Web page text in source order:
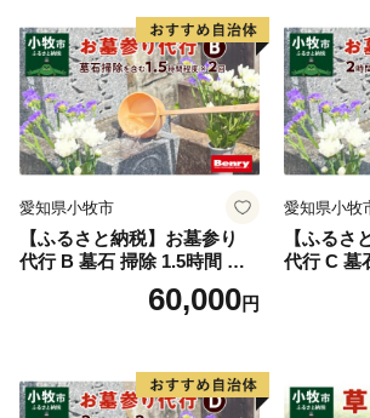
・県外にお住まいで、年2,000円以上の
ただいた方に、鹿児島県内の観光・文
水族館、いおワールド かごしま水族館
において入館料等の割引が受けられる
証」を発行しています。
※ご希望の方は、ご連絡をお願いいた
◆ワンストップ特例申請書◆
申請書を受領書と一緒にお送りします。
ワンストップ特例申請書は入金確認後
必要情報を記載の上、返送してください
石 デザイ
市
愛知県小牧市
【ふるさと納税】お墓参り
代行 B 墓石 掃除 1.5時間 程
度 × 2回 お参り 献花 献香 雑
草 除去 処分 草抜き 清掃 お
洋型墓石 デザイン墓石 愛知
県 小牧市
60,000円
愛知県小牧
【ふるさ
代行 C 墓
度 お参
去 処分
石 デザ
市